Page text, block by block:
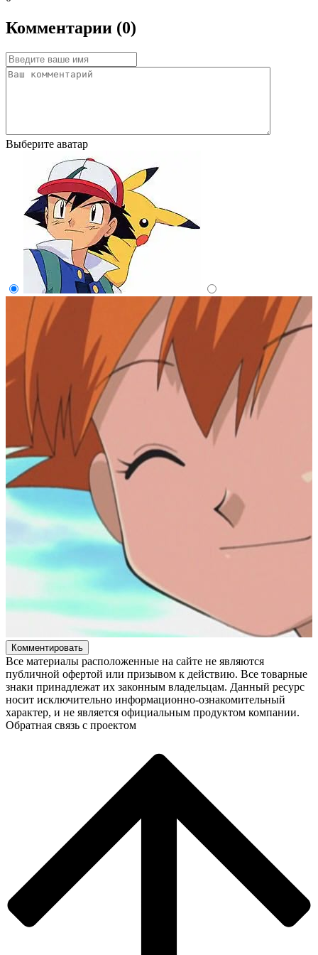
Комментарии (0)
Выберите аватар
Комментировать
Все материалы расположенные на сайте не являются
публичной офертой или призывом к действию. Все товарные
знаки принадлежат их законным владельцам. Данный ресурс
носит исключительно информационно-ознакомительный
характер, и не является официальным продуктом компании.
Обратная связь с проектом